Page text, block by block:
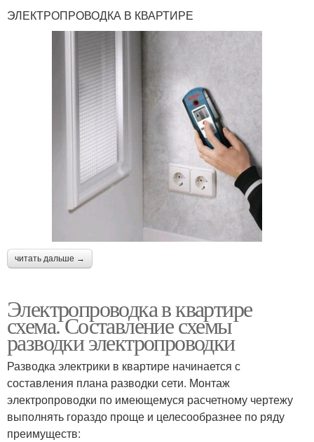
ЭЛЕКТРОПРОВОДКА В КВАРТИРЕ
читать дальше →
Электропроводка в квартире
схема. Составление схемы
разводки электропроводки
Разводка электрики в квартире начинается с
составления плана разводки сети. Монтаж
электропроводки по имеющемуся расчетному чертежу
выполнять гораздо проще и целесообразнее по ряду
преимуществ: